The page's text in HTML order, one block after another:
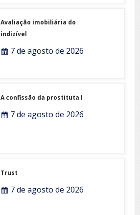
Avaliação imobiliária do
indizível
7 de agosto de 2026
A confissão da prostituta I
7 de agosto de 2026
Trust
7 de agosto de 2026